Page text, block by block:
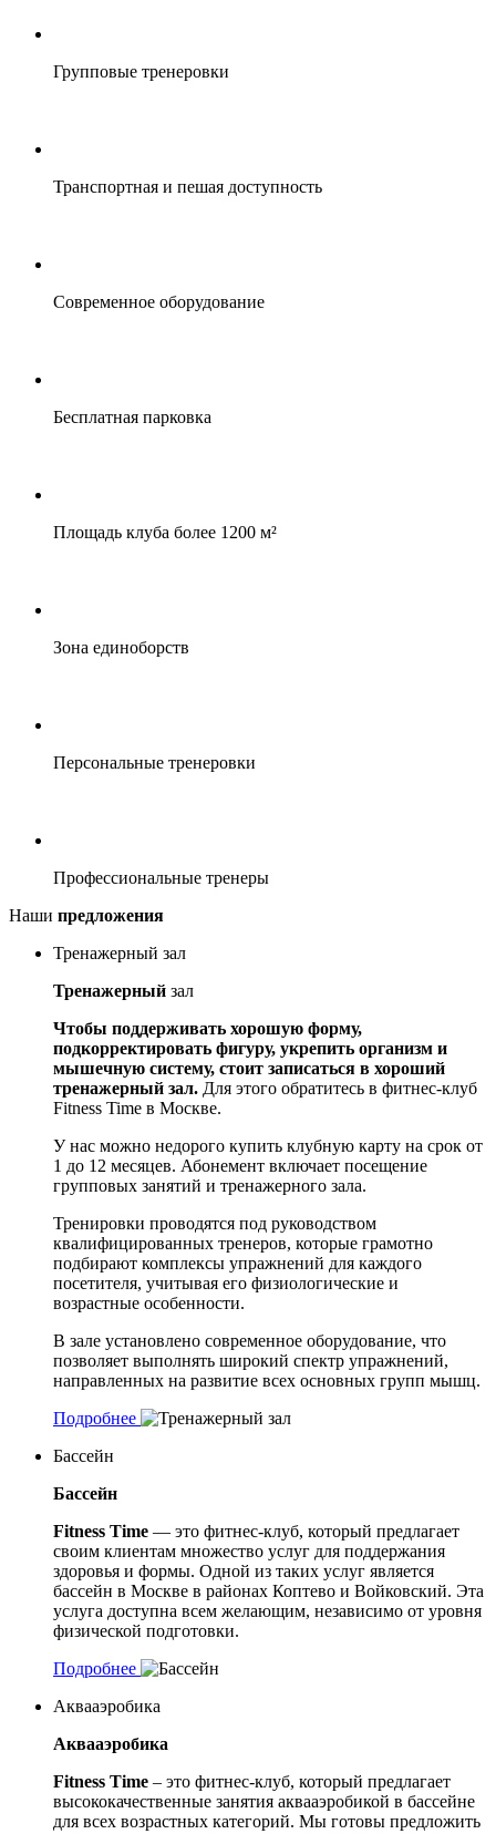
Групповые тренеровки
Транспортная и пешая доступность
Современное оборудование
Бесплатная парковка
Площадь клуба более 1200 м²
Зона единоборств
Персональные тренеровки
Профессиональные тренеры
Наши предложения
Тренажерный зал
Тренажерный зал
Чтобы поддерживать хорошую форму,
подкорректировать фигуру, укрепить организм и
мышечную систему, стоит записаться в хороший
тренажерный зал. Для этого обратитесь в фитнес-клуб
Fitness Time в Москве.
У нас можно недорого купить клубную карту на срок от
1 до 12 месяцев. Абонемент включает посещение
групповых занятий и тренажерного зала.
Тренировки проводятся под руководством
квалифицированных тренеров, которые грамотно
подбирают комплексы упражнений для каждого
посетителя, учитывая его физиологические и
возрастные особенности.
В зале установлено современное оборудование, что
позволяет выполнять широкий спектр упражнений,
направленных на развитие всех основных групп мышц.
Подробнее
Бассейн
Бассейн
Fitness Time — это фитнес-клуб, который предлагает
своим клиентам множество услуг для поддержания
здоровья и формы. Одной из таких услуг является
бассейн в Москве в районах Коптево и Войковский. Эта
услуга доступна всем желающим, независимо от уровня
физической подготовки.
Подробнее
Аквааэробика
Аквааэробика
Fitness Time – это фитнес-клуб, который предлагает
высококачественные занятия аквааэробикой в бассейне
для всех возрастных категорий. Мы готовы предложить